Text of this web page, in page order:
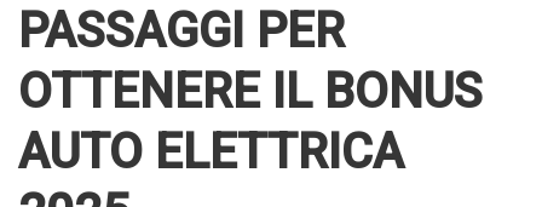
PASSAGGI PER
OTTENERE IL BONUS
AUTO ELETTRICA